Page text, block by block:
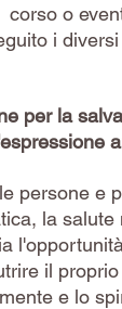
corso o
i
per la
persone e
la
il
mente e lo